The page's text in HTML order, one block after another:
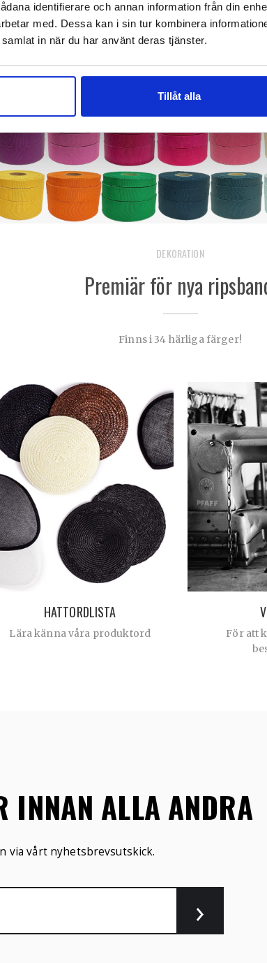
identifierare och annan information från din
med. Dessa kan i sin tur kombinera
in när du har använt deras tjänster.
Tillåt alla
DEKORATION
Premiär för nya
Finns i 34 härliga färger!
HATTORDLISTA
Lära känna våra produktord
För att
INNAN ALLA ANDRA
via vårt nyhetsbrevsutskick.